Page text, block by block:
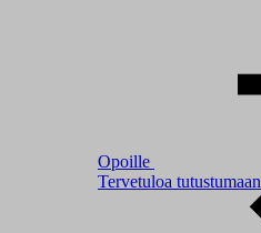
Opoille
Tervetuloa tutustumaan